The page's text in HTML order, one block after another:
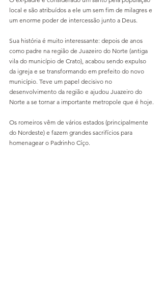
local e são atribuídos a ele um sem fim de milagres e
um enorme poder de intercessão junto a Deus.
Sua história é muito interessante: depois de anos
como padre na região de Juazeiro do Norte (antiga
vila do município de Crato), acabou sendo expulso
da igreja e se transformando em prefeito do novo
município. Teve um papel decisivo no
desenvolvimento da região e ajudou Juazeiro do
Norte a se tornar a importante metropole que é hoje.
Os romeiros vêm de vários estados (principalmente
do Nordeste) e fazem grandes sacrifícios para
homenagear o Padrinho Cíço.